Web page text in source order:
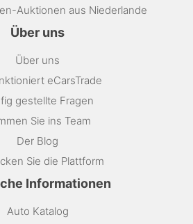
Auktionen aus Niederlande
Über uns
Über uns
eCarsTrade
gestellte Fragen
Sie ins Team
Der Blog
Sie die Plattform
Informationen
Auto Katalog